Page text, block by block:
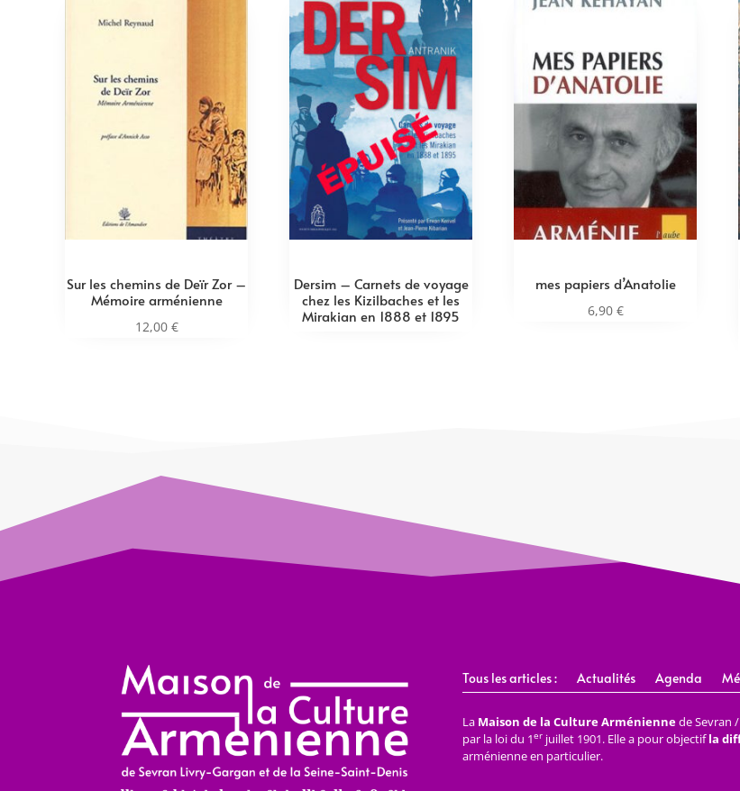
Sur les chemins de Deïr Zor –
Mémoire arménienne
12,00 €
Dersim – Carnets de voyage
chez les Kizilbaches et les
Mirakian en 1888 et 1895
mes papiers d’Anatolie
6,90 €
Tous les articles : Actualités Agenda
La Maison de la Culture Arméniennede Sevran /
par la loi du 1erjuillet 1901. Elle a pour objectifla
arménienne en particulier.